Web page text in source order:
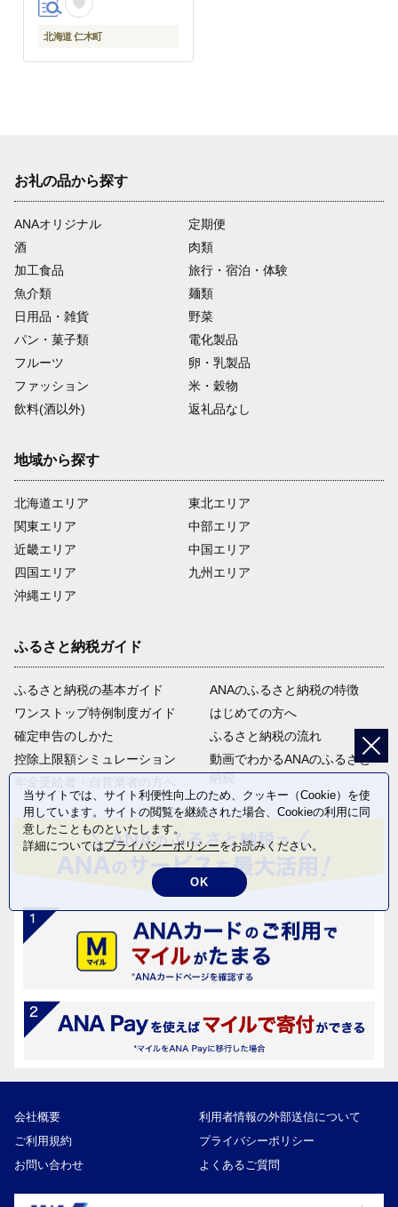
北海道 仁木町
お礼の品から探す
ANAオリジナル
定期便
酒
肉類
加工食品
旅行・宿泊・体験
魚介類
麺類
日用品・雑貨
野菜
パン・菓子類
電化製品
フルーツ
卵・乳製品
ファッション
米・穀物
飲料(酒以外)
返礼品なし
地域から探す
北海道エリア
関東エリア
近畿エリア
四国エリア
沖縄エリア
東北エリア
中部エリア
中国エリア
九州エリア
ふるさと納税ガイド
ふるさと納税の基本ガイド
ワンストップ特例制度ガイド
確定申告のしかた
控除上限額シミュレーション
ANAのふるさと納税の特徴
はじめての方へ
ふるさと納税の流れ
動画でわかるANAのふるさと
納税
会社概要
利用者情報の外部送信について
ご利用規約
プライバシーポリシー
お問い合わせ
よくあるご質問
当サイトでは、サイト利便性向上のため、クッキー（Cookie）を使
用しています。サイトの閲覧を継続された場合、Cookieの利用に同
意したことものといたします。
詳細についてはプライバシーポリシーをお読みください。
OK